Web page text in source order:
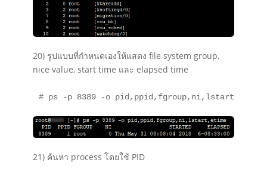
20) รูปแบบที่กำหนดเองให้แสดง file system group,
nice value, start time และ elapsed time
# ps -p 8389 -o pid,ppid,fgroup,ni,lstart,etime
21) ค้นหา process โดยใช้ PID